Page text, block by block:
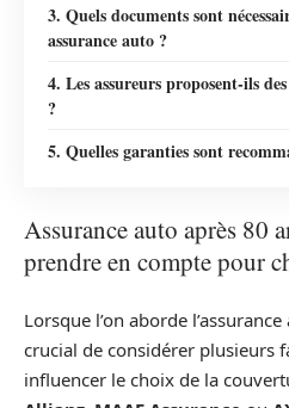
3. Quels documents sont
assurance auto ?
4. Les assureurs proposent-ils
?
5. Quelles garanties sont
Assurance auto après 80
prendre en compte pour
Lorsque l’on aborde
crucial de considérer plusieurs
influencer le choix de la